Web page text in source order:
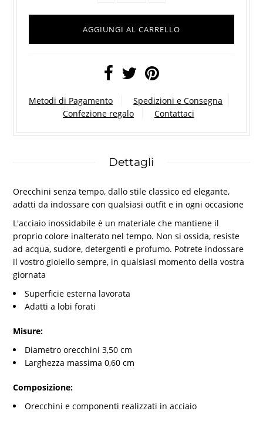
Metodi di Pagamento
Spedizioni e Consegna
Confezione regalo
Contattaci
Dettagli
Orecchini senza tempo, dallo stile classico ed elegante,
adatti da indossare con qualsiasi outfit e in ogni occasione
L'acciaio inossidabile è un materiale che mantiene il
proprio colore inalterato nel tempo. Non si ossida, resiste
ad acqua, sudore, detergenti e profumo. Potrete indossare
il vostro gioiello sempre, in qualsiasi momento della vostra
giornata
Superficie esterna lavorata
Adatti a lobi forati
Misure:
Diametro orecchini 3,50 cm
Larghezza massima 0,60 cm
Composizione:
Orecchini e componenti realizzati in acciaio